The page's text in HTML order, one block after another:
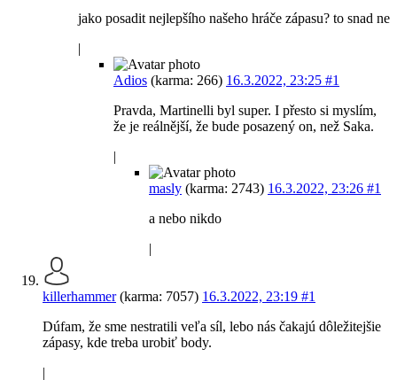
jako posadit nejlepšího našeho hráče zápasu? to snad ne
|
Adios (karma: 266) 16.3.2022, 23:25 #1
Pravda, Martinelli byl super. I přesto si myslím,
že je reálnější, že bude posazený on, než Saka.
|
masly (karma: 2743) 16.3.2022, 23:26 #1
a nebo nikdo
|
killerhammer(karma: 7057) 16.3.2022, 23:19 #1
Dúfam, že sme nestratili veľa síl, lebo nás čakajú dôležitejšie
zápasy, kde treba urobiť body.
|